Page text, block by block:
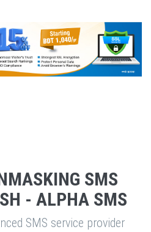
SMS
- ALPHA SMS
SMS service provider